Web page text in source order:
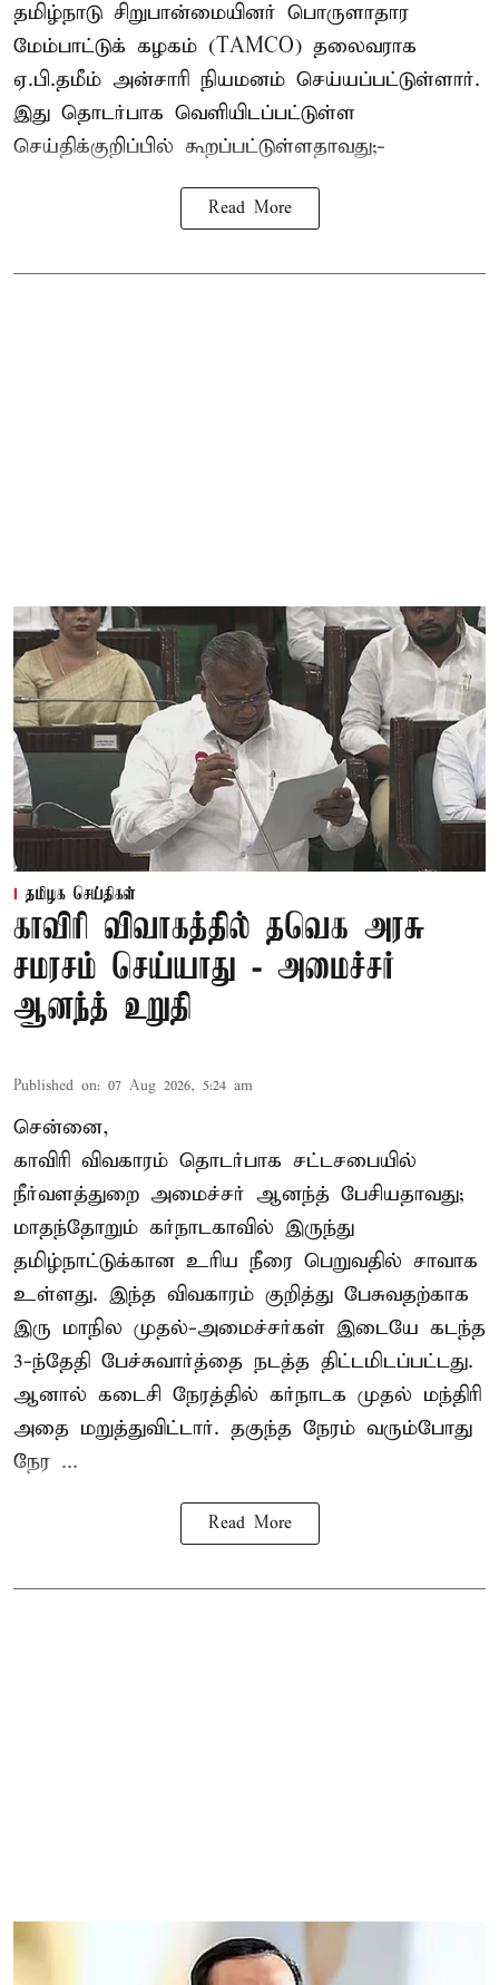
தமிழ்நாடு சிறுபான்மையினர் பொருளாதார
மேம்பாட்டுக் கழகம் (TAMCO) தலைவராக
ஏ.பி.தமீம் அன்சாரி நியமனம் செய்யப்பட்டுள்ளார்.
இது தொடர்பாக வெளியிடப்பட்டுள்ள
செய்திக்குறிப்பில் கூறப்பட்டுள்ளதாவது;-
Read More
தமிழக செய்திகள்
காவிரி விவாகத்தில் தவெக அரசு
சமரசம் செய்யாது - அமைச்சர்
ஆனந்த் உறுதி
Published on: 07 Aug 2026, 5:24 am
சென்னை,
காவிரி விவகாரம் தொடர்பாக சட்டசபையில்
நீர்வளத்துறை அமைச்சர் ஆனந்த் பேசியதாவது;
மாதந்தோறும் கர்நாடகாவில் இருந்து
தமிழ்நாட்டுக்கான உரிய நீரை பெறுவதில் சாவாக
உள்ளது. இந்த விவகாரம் குறித்து பேசுவதற்காக
இரு மாநில முதல்-அமைச்சர்கள் இடையே கடந்த
3-ந்தேதி பேச்சுவார்த்தை நடத்த திட்டமிடப்பட்டது.
ஆனால் கடைசி நேரத்தில் கர்நாடக முதல் மந்திரி
அதை மறுத்துவிட்டார். தகுந்த நேரம் வரும்போது
நேர ...
Read More